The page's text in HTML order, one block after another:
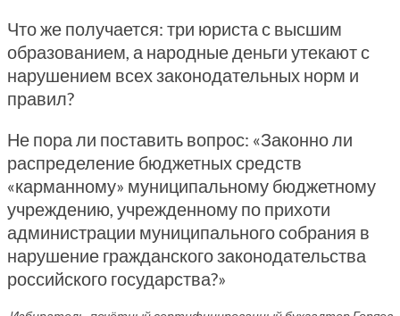
Что же получается: три юриста с высшим
образованием, а народные деньги утекают с
нарушением всех законодательных норм и
правил?
Не пора ли поставить вопрос: «Законно ли
распределение бюджетных средств
«карманному» муниципальному бюджетному
учреждению, учрежденному по прихоти
администрации муниципального собрания в
нарушение гражданского законодательства
российского государства?»